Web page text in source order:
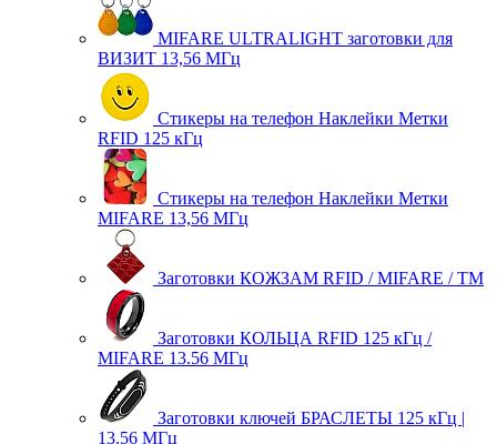
MIFARE ULTRALIGHT заготовки для
ВИЗИТ 13,56 МГц
Стикеры на телефон Наклейки Метки
RFID 125 кГц
Стикеры на телефон Наклейки Метки
MIFARE 13,56 МГц
Заготовки КОЖЗАМ RFID / MIFARE / TM
Заготовки КОЛЬЦА RFID 125 кГц /
MIFARE 13.56 МГц
Заготовки ключей БРАСЛЕТЫ 125 кГц |
13.56 МГц